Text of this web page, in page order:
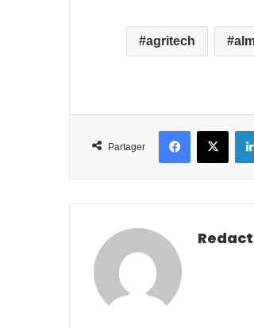
agritech
Partager
Facebook
X